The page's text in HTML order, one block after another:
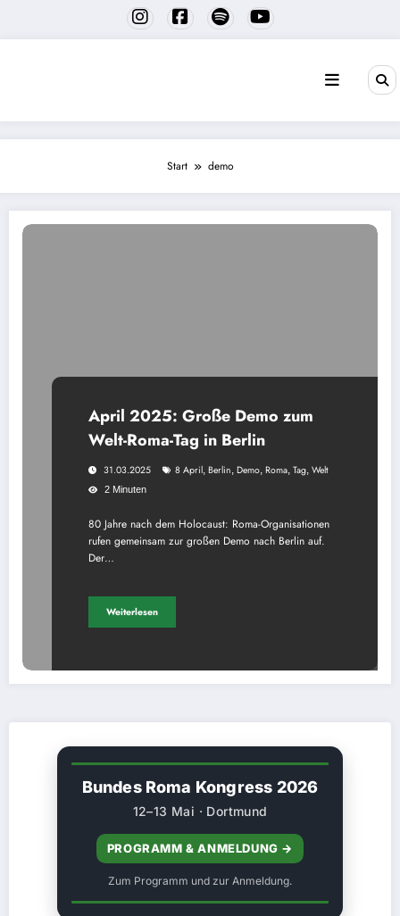
springen
Start demo
April 2025: Große Demo zum
Welt-Roma-Tag in Berlin
31.03.2025 8 April, Berlin, Demo, Roma, Tag, Welt
2 Minuten
80 Jahre nach dem Holocaust: Roma-Organisationen
rufen gemeinsam zur großen Demo nach Berlin auf.
Der…
Weiterlesen
Bundes Roma Kongress 2026
12–13 Mai · Dortmund
PROGRAMM & ANMELDUNG →
Zum Programm und zur Anmeldung.